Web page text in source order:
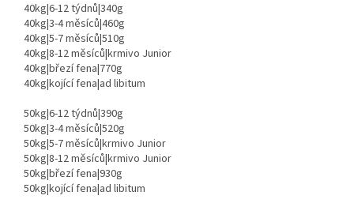
40kg|6-12 týdnů|340g
40kg|3-4 měsíců|460g
40kg|5-7 měsíců|510g
40kg|8-12 měsíců|krmivo Junior
40kg|březí fena|770g
40kg|kojící fena|ad libitum
50kg|6-12 týdnů|390g
50kg|3-4 měsíců|520g
50kg|5-7 měsíců|krmivo Junior
50kg|8-12 měsíců|krmivo Junior
50kg|březí fena|930g
50kg|kojící fena|ad libitum